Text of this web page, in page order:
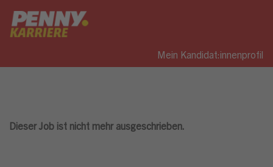
Mein Kandidat:innenprofil
Dieser Job ist nicht mehr ausgeschrieben.